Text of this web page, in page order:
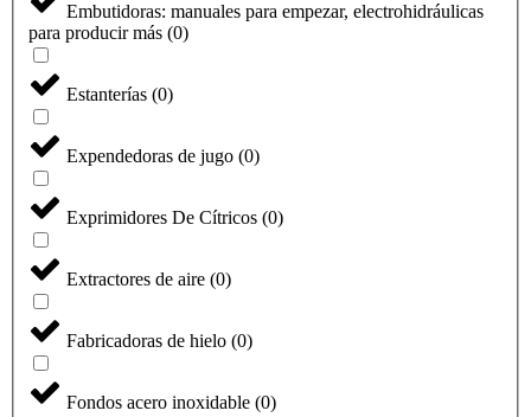
Embutidoras: manuales para empezar, electrohidráulicas
para producir más (0)
Estanterías (0)
Expendedoras de jugo (0)
Exprimidores De Cítricos (0)
Extractores de aire (0)
Fabricadoras de hielo (0)
Fondos acero inoxidable (0)